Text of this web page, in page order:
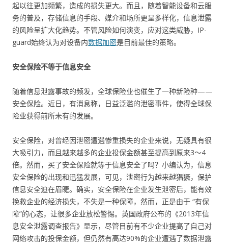
起以往更加频繁，造成的损失更大。而且，随着智能设备和云服
务的普及，存储信息的手段、媒介和场所更呈多样化，信息泄露
的风险呈扩大化趋势。不管风险如何演变，应对这类威胁，IP-
guard始终认为对设备内数据加密是目前最佳的策略。
安全保险不等于信息安全
随着信息泄露事故的频发，全球保险业也催生了一种新险种——
安全保险。近日，有消息称，日益泛滥的泄密事件，使得全球保
险业获得前所未有的发展。
安全保险，对曾经因泄密遭遇惨重损失的企业来说，无疑具有很
大吸引力，而且越来越多的企业投保金额甚至提高到原来3～4
倍。然而，买了安全保险就等于信息安全了吗？小编认为，信息
安全保险的出现和迅猛发展，可见，泄密行为越来越猖獗，保护
信息安全迫在眉睫。确实，安全保险在企业发生泄密后，能有效
挽救企业的经济损失，不失是一种保障，然而，正是由于 “有保
障”的心态，让很多企业放松警惕。英国政府公布的《2013年信
息安全泄露调查报告》显示，尽管目前有不少企业提高了自己对
网络攻击的投保金额，但仍然有高达90%的企业遭遇了数据泄露